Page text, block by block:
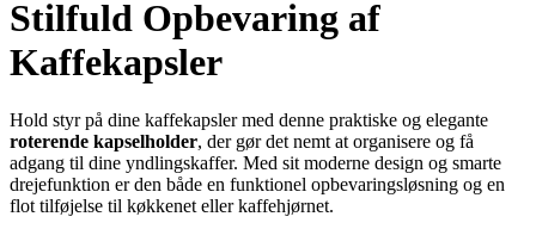
Stilfuld Opbevaring af
Kaffekapsler
Hold styr på dine kaffekapsler med denne praktiske og elegante
roterende kapselholder, der gør det nemt at organisere og få
adgang til dine yndlingskaffer. Med sit moderne design og smarte
drejefunktion er den både en funktionel opbevaringsløsning og en
flot tilføjelse til køkkenet eller kaffehjørnet.